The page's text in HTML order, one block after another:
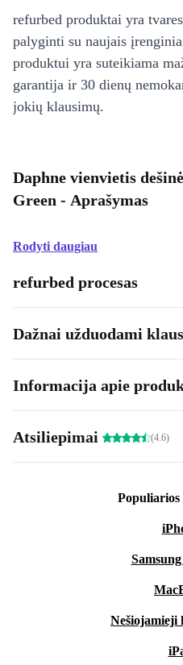
refurbed produktai yra
palyginti su naujais
produktui yra suteikiama
garantija ir 30 dienų
jokių klausimų.
Daphne vienvietis
Green - Aprašymas
Rodyti daugiau
refurbed procesas
Dažnai užduodami
Informacija apie
Atsiliepimai (4.6)
Nešiojamieji